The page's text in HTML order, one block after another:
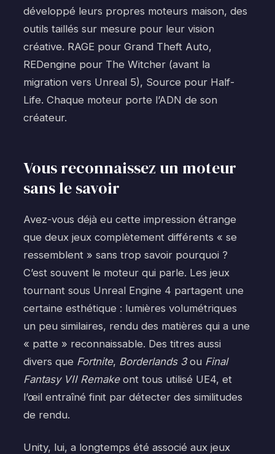
développé leurs propres moteurs maison, des
outils taillés sur mesure pour leur vision
créative. RAGE pour Grand Theft Auto,
REDengine pour The Witcher (avant la
migration vers Unreal 5), Source pour Half-
Life. Chaque moteur porte l’ADN de son
créateur.
Vous reconnaissez un moteur
sans le savoir
Avez-vous déjà eu cette impression étrange
que deux jeux complètement différents « se
ressemblent » sans trop savoir pourquoi ?
C’est souvent le moteur qui parle. Les jeux
tournant sous Unreal Engine 4 partagent une
certaine esthétique : lumières volumétriques
un peu similaires, rendu des matières qui a une
« patte » reconnaissable. Des titres aussi
divers que Fortnite, Borderlands 3ou Final
Fantasy VII Remakeont tous utilisé UE4, et
l’œil entraîné finit par détecter des similitudes
de rendu.
Unity, lui, a longtemps été associé aux jeux